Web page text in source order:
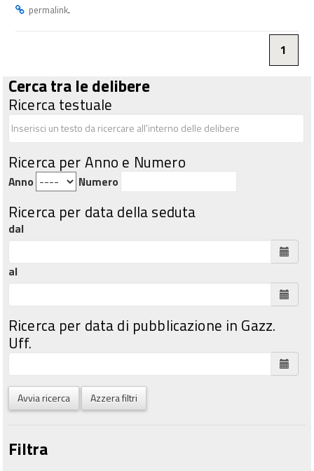
permalink.
1
Cerca tra le delibere
Ricerca testuale
Ricerca per Anno e Numero
Anno Numero
Ricerca per data della seduta
dal
al
Ricerca per data di pubblicazione in Gazz.
Uff.
Avvia ricerca Azzera filtri
Filtra